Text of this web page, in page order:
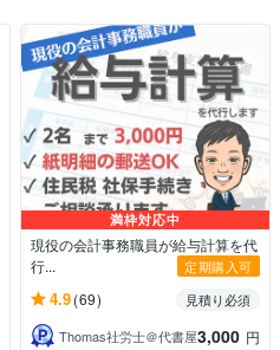
満枠対応中
現役の会計事務職員が給与計算を代
行...
定期購入可
4.9(69)
見積り必須
Thomas社労士＠代書屋3,000 円